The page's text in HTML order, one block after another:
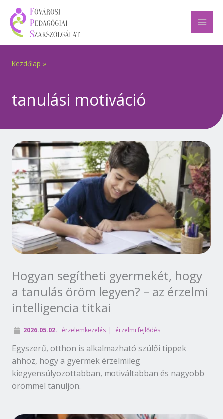
content
Kezdőlap »
tanulási motiváció
Hogyan segítheti gyermekét, hogy
a tanulás öröm legyen? – az érzelmi
intelligencia titkai
2026.05.02. érzelemkezelés érzelmi fejlődés
Egyszerű, otthon is alkalmazható szülői tippek
ahhoz, hogy a gyermek érzelmileg
kiegyensúlyozottabban, motiváltabban és nagyobb
örömmel tanuljon.